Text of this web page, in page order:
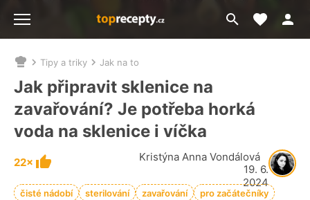
Přejít
na
Moje
Nacházíte
se
zde:
Tipy a triky Jak na to
Jak připravit sklenice na
zavařování? Je potřeba horká
voda na sklenice i víčka
22×
Kristýna Anna Vondálová
19. 6.
2024
čisté nádobí sterilování zavařování
pro začátečníky